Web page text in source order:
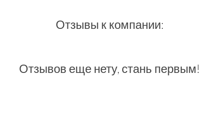
Отзывы к компании:
Отзывов еще нету, стань первым!